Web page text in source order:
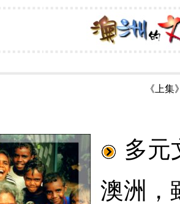
《上集
多元
澳洲，